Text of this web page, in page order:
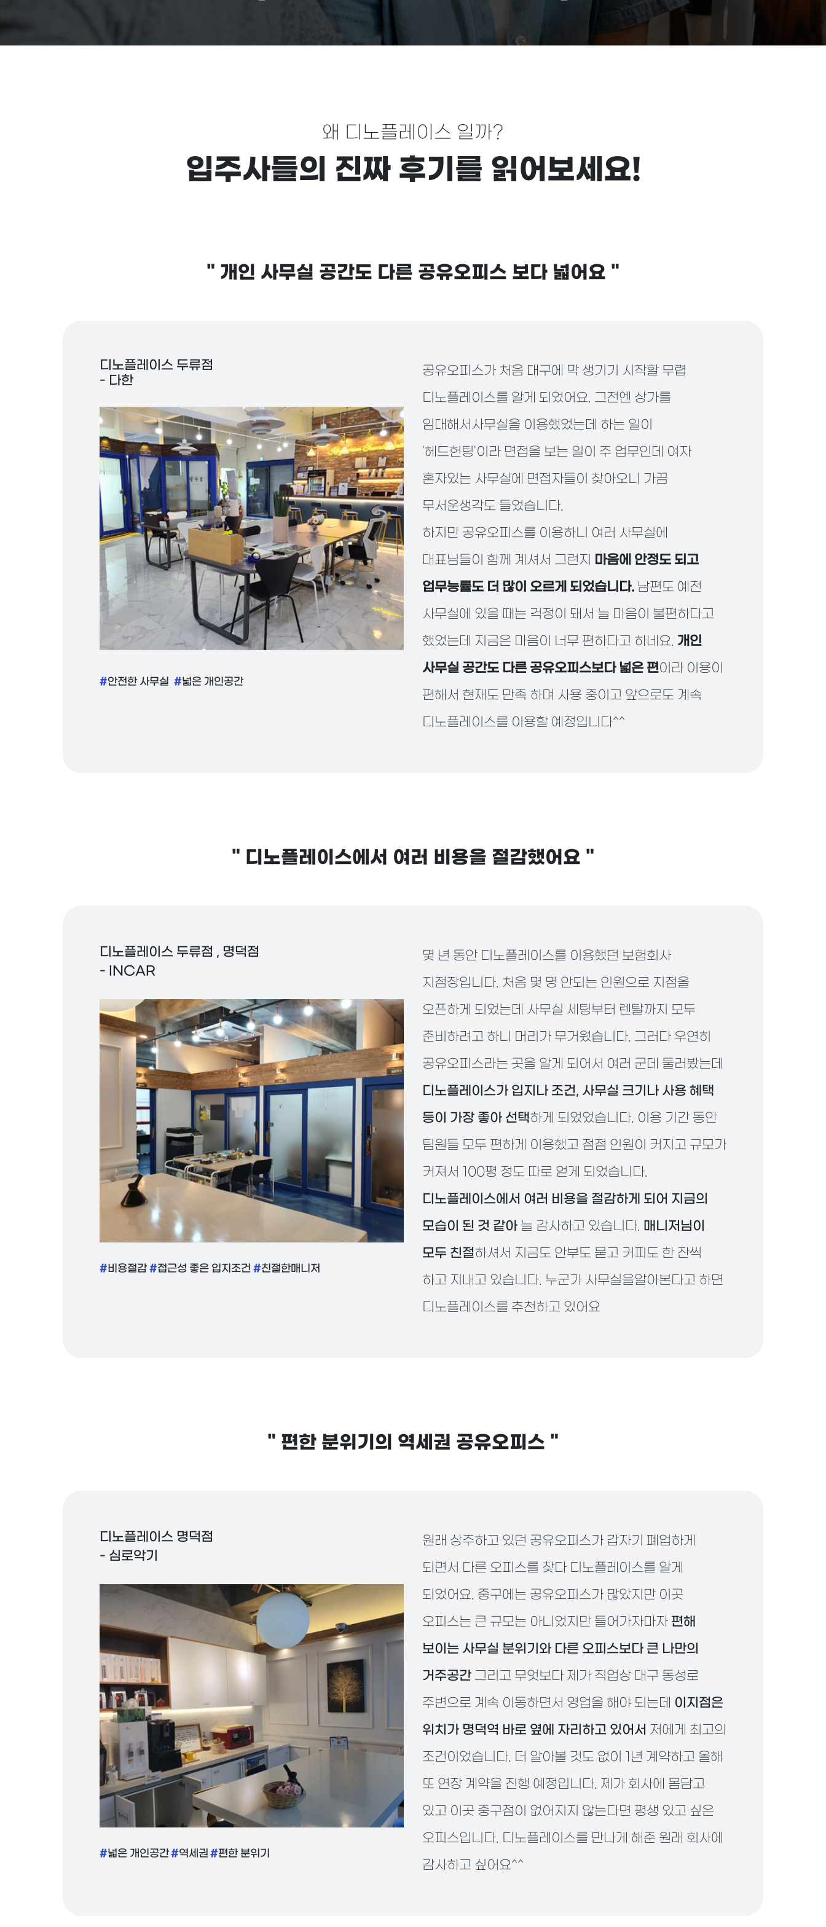
왜 디노플레이스 일까?
입주사들의 진짜 후기를 읽어보세요!
" 개인 사무실 공간도 다른 공유오피스 보다 넓어요 "
디노플레이스 두류점
- 다한
#안전한 사무실 #넓은 개인공간
공유오피스가 처음 대구에 막 생기기 시작할 무렵
디노플레이스를 알게 되었어요. 그전엔 상가를
임대해서사무실을 이용했었는데 하는 일이
'헤드헌팅'이라 면접을 보는 일이 주 업무인데 여자
혼자있는 사무실에 면접자들이 찾아오니 가끔
무서운생각도 들었습니다.
하지만 공유오피스를 이용하니 여러 사무실에
대표님들이 함께 계셔서 그런지 마음에 안정도 되고
업무능률도 더 많이 오르게 되었습니다. 남편도 예전
사무실에 있을 때는 걱정이 돼서 늘 마음이 불편하다고
했었는데 지금은 마음이 너무 편하다고 하네요. 개인
사무실 공간도 다른 공유오피스보다 넓은 편이라 이용이
편해서 현재도 만족 하며 사용 중이고 앞으로도 계속
디노플레이스를 이용할 예정입니다^^
" 디노플레이스에서 여러 비용을 절감했어요 "
디노플레이스 두류점 , 명덕점
- INCAR
#비용절감 #접근성 좋은 입지조건 #친절한매니저
몇 년 동안 디노플레이스를 이용했던 보험회사
지점장입니다. 처음 몇 명 안되는 인원으로 지점을
오픈하게 되었는데 사무실 세팅부터 렌탈까지 모두
준비하려고 하니 머리가 무거웠습니다. 그러다 우연히
공유오피스라는 곳을 알게 되어서 여러 군데 둘러봤는데
디노플레이스가 입지나 조건, 사무실 크기나 사용 혜택
등이 가장 좋아 선택하게 되었었습니다. 이용 기간 동안
팀원들 모두 편하게 이용했고 점점 인원이 커지고 규모가
커져서 100평 정도 따로 얻게 되었습니다.
디노플레이스에서 여러 비용을 절감하게 되어 지금의
모습이 된 것 같아 늘 감사하고 있습니다. 매니저님이
모두 친절하셔서 지금도 안부도 묻고 커피도 한 잔씩
하고 지내고 있습니다. 누군가 사무실을알아본다고 하면
디노플레이스를 추천하고 있어요
" 편한 분위기의 역세권 공유오피스 "
디노플레이스 명덕점
- 심로악기
#넓은 개인공간#역세권 #편한 분위기
원래 상주하고 있던 공유오피스가 갑자기 폐업하게
되면서 다른 오피스를 찾다 디노플레이스를 알게
되었어요. 중구에는 공유오피스가 많았지만 이곳
오피스는 큰 규모는 아니었지만 들어가자마자 편해
보이는 사무실 분위기와 다른 오피스보다 큰 나만의
거주공간 그리고 무엇보다 제가 직업상 대구 동성로
주변으로 계속 이동하면서 영업을 해야 되는데 이지점은
위치가 명덕역 바로 옆에 자리하고 있어서 저에게 최고의
조건이었습니다. 더 알아볼 것도 없이 1년 계약하고 올해
또 연장 계약을 진행 예정입니다. 제가 회사에 몸담고
있고 이곳 중구점이 없어지지 않는다면 평생 있고 싶은
오피스입니다. 디노플레이스를 만나게 해준 원래 회사에
감사하고 싶어요^^